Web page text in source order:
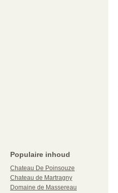
Populaire inhoud
Chateau De Poinsouze
Chateau de Martragny
Domaine de Massereau